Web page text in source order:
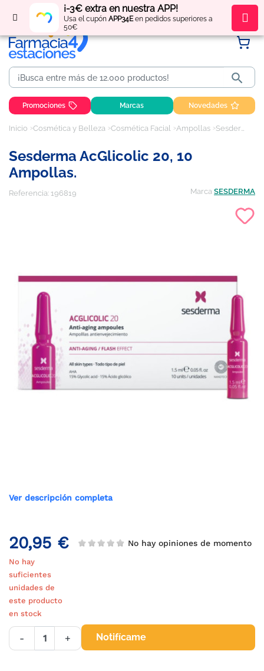
¡-3€ extra en nuestra APP!
Usa el cupón APP34Een pedidos superiores a
50€
Regístratey obténpuntos por tus compras

Promociones Marcas Novedades
Inicio Cosmética y Belleza Cosmética Facial Ampollas Sesderma AcGlicolic 20, 10 Ampollas.
Sesderma AcGlicolic 20, 10
Ampollas.
Referencia: 196819 Marca SESDERMA
Ver descripción completa
20,95 € No hay opiniones de momento
No hay
suficientes
unidades de
este producto
en stock
- + Notifícame